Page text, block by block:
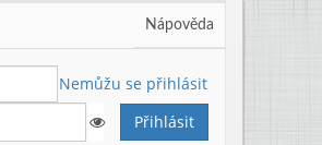
Nápověda
Nemůžu se přihlásit